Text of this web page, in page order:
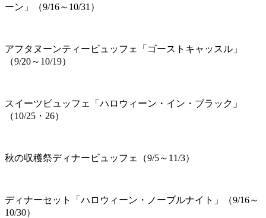
ーン」（9/16～10/31）
アフタヌーンティービュッフェ「ゴーストキャッスル」
（9/20～10/19）
スイーツビュッフェ「ハロウィーン・イン・ブラック」
（10/25・26）
秋の収穫祭ディナービュッフェ（9/5～11/3）
ディナーセット「ハロウィーン・ノーブルナイト」（9/16～
10/30）